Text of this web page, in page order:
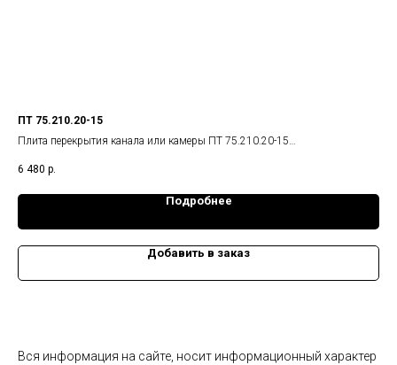
ПТ 75.210.20-15
Плита перекрытия канала или камеры ПТ 75.210.20-15
Масса: 0,78 т.
6 480 р.
Подробнее
Добавить в заказ
Вся информация на сайте, носит информационный характер